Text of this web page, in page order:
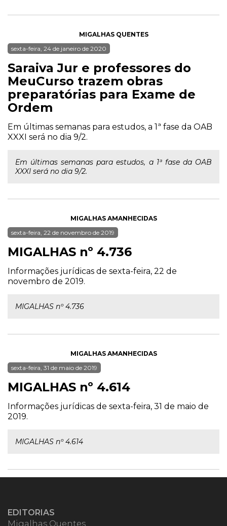
MIGALHAS QUENTES
sexta-feira, 24 de janeiro de 2020
Saraiva Jur e professores do
MeuCurso trazem obras
preparatórias para Exame de
Ordem
Em últimas semanas para estudos, a 1ª fase da OAB
XXXI será no dia 9/2.
Em últimas semanas para estudos, a 1ª fase da OAB
XXXI será no dia 9/2.
MIGALHAS AMANHECIDAS
sexta-feira, 22 de novembro de 2019
MIGALHAS nº 4.736
Informações jurídicas de sexta-feira, 22 de
novembro de 2019.
MIGALHAS nº 4.736
MIGALHAS AMANHECIDAS
sexta-feira, 31 de maio de 2019
MIGALHAS nº 4.614
Informações jurídicas de sexta-feira, 31 de maio de
2019.
MIGALHAS nº 4.614
EDITORIAS
Migalhas Quentes